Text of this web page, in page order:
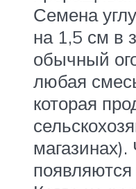
Семена
на 1,5 см в
обычный
любая
которая